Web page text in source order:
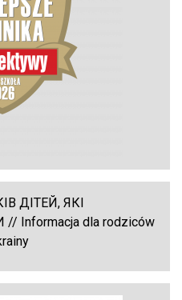
ДІТЕЙ, ЯКІ
Informacja dla rodziców